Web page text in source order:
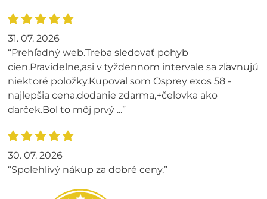
31. 07. 2026
“Prehľadný web.Treba sledovať pohyb
cien.Pravidelne,asi v tyždennom intervale sa zľavnujú
niektoré položky.Kupoval som Osprey exos 58 -
najlepšia cena,dodanie zdarma,+čelovka ako
darček.Bol to môj prvý ...”
30. 07. 2026
“Spolehlivý nákup za dobré ceny.”